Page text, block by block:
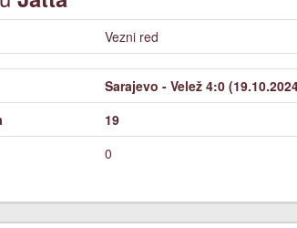
Vezni red
Sarajevo - Velež 4:0
19
0